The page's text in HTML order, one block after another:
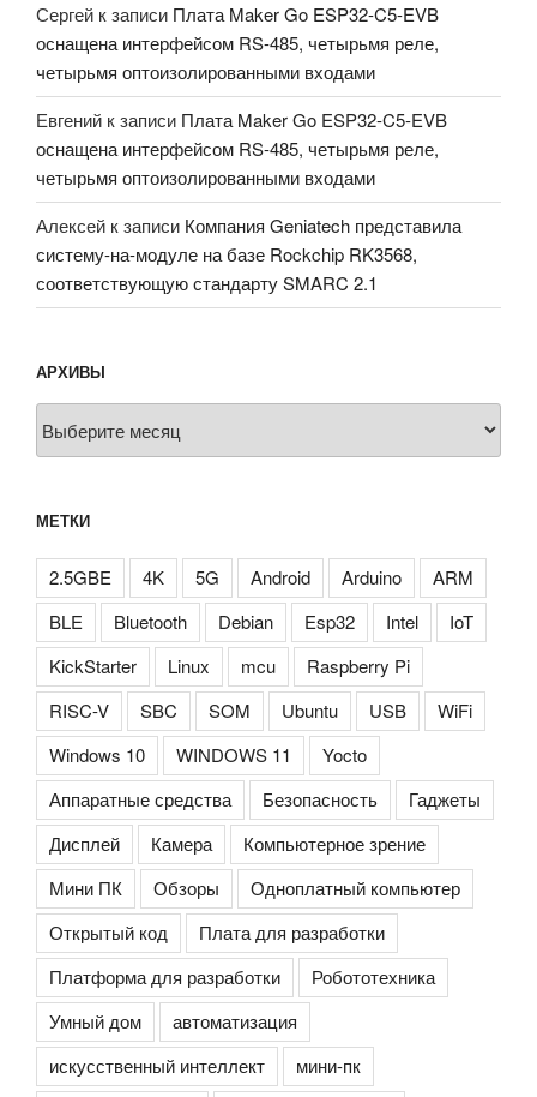
Сергей к записи Плата Maker Go ESP32-C5-EVB
оснащена интерфейсом RS-485, четырьмя реле,
четырьмя оптоизолированными входами
Евгений к записи Плата Maker Go ESP32-C5-EVB
оснащена интерфейсом RS-485, четырьмя реле,
четырьмя оптоизолированными входами
Алексей к записи Компания Geniatech представила
систему-на-модуле на базе Rockchip RK3568,
соответствующую стандарту SMARC 2.1
АРХИВЫ
МЕТКИ
2.5GBE 4K 5G Android Arduino
ARM
BLE
Bluetooth Debian Esp32 Intel
IoT
KickStarter
Linux mcu
Raspberry Pi
RISC-V
SBC SOM Ubuntu USB
WiFi
Windows 10
WINDOWS 11
Yocto
Аппаратные средства
Безопасность
Гаджеты
Дисплей
Камера
Компьютерное зрение
Мини ПК
Обзоры
Одноплатный компьютер
Открытый код
Плата для разработки
Платформа для разработки
Робототехника
Умный дом
автоматизация
искусственный интеллект
мини-пк